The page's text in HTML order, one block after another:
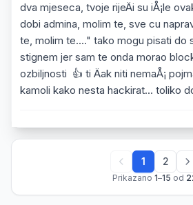
dva mjeseca, tvoje rijeÄi su iÅ¡le
dobi admina, molim te, sve cu
te, molim te...." tako mogu pisati do
stignem jer sam te onda morao
ozbiljnosti 👍 ti Äak niti nemaÅ¡
kamoli kako nesta hackirat... toliko
Prikazano 1–15 od
1 2